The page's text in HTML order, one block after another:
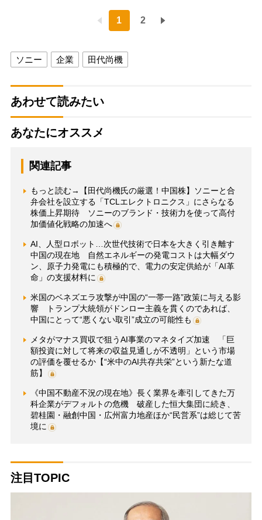
1 2
ソニー 企業 田代尚機
あわせて読みたい
あなたにオススメ
関連記事
もっと読む→【田代尚機氏の厳選！中国株】ソニーと合
弁会社を設立する「TCLエレクトロニクス」にさらなる
株価上昇期待 ソニーのブランド・技術力を使って高付
加価値化戦略の加速へ
AI、人型ロボット…次世代技術で日本を大きく引き離す
中国の現在地 自然エネルギーの発電コストは大幅ダウ
ン、原子力発電にも積極的で、電力の安定供給が「AI革
命」の支援材料に
米国のベネズエラ攻撃が中国の“一帯一路”政策に与える影
響 トランプ大統領がドンロー主義を貫くのであれば、
中国にとって“悪くない取引”成立の可能性も
メタがマナス買収で狙うAI事業のマネタイズ加速 「巨
額投資に対して将来の収益見通しが不透明」という市場
の評価を覆せるか【“米中のAI共存共栄”という新たな道
筋】
《中国不動産不況の現在地》長く業界を牽引してきた万
科企業がデフォルトの危機 破産した恒大集団に続き、
碧桂園・融創中国・広州富力地産ほか“民営系”は総じて苦
境に
注目TOPIC